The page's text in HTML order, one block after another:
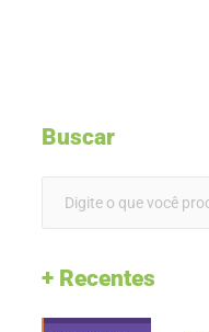
Buscar
+ Recentes